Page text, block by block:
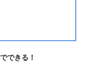
できる！